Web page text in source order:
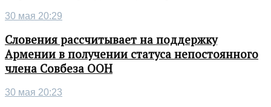
30 мая 20:29
Словения рассчитывает на поддержку
Армении в получении статуса непостоянного
члена Совбеза ООН
30 мая 20:23